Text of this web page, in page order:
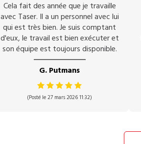
Cela fait des année que je travaille
avec Taser. Il a un personnel avec lui
qui est très bien. Je suis comptant
d'eux, le travail est bien exécuter et
son équipe est toujours disponible.
G. Putmans
(Posté le 27 mars 2026 11:32)